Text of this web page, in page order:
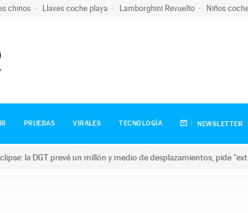
chinos Llaves coche playa Lamborghini Revuelto Niños
PRUEBAS VIRALES TECNOLOGÍA NEWSLETTER
la DGT prevé un millón y medio de desplazamientos, pide